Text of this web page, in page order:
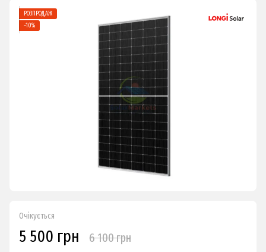
РОЗПРОДАЖ
−10%
Очікується
5 500 грн 6 100 грн